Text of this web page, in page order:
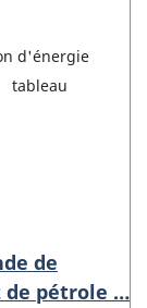
d'énergie
tableau
de
de pétrole …